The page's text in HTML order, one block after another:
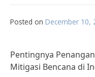
Posted on December 10,
Pentingnya
Mitigasi Bencana di